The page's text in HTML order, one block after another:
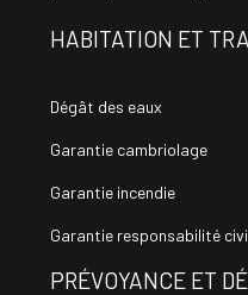
HABITATION ET
Dégât des eaux
Garantie cambriolage
Garantie incendie
Garantie responsabilité
PRÉVOYANCE ET